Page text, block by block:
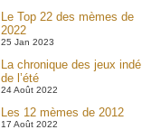
Le Top 22 des mèmes de
2022
25 Jan 2023
La chronique des jeux indé
de l’été
24 Août 2022
Les 12 mèmes de 2012
17 Août 2022